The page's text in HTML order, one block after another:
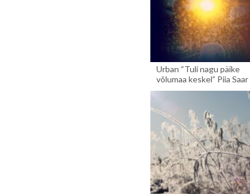
Urban “Tuli nagu päike
võlumaa keskel” Piia Saar